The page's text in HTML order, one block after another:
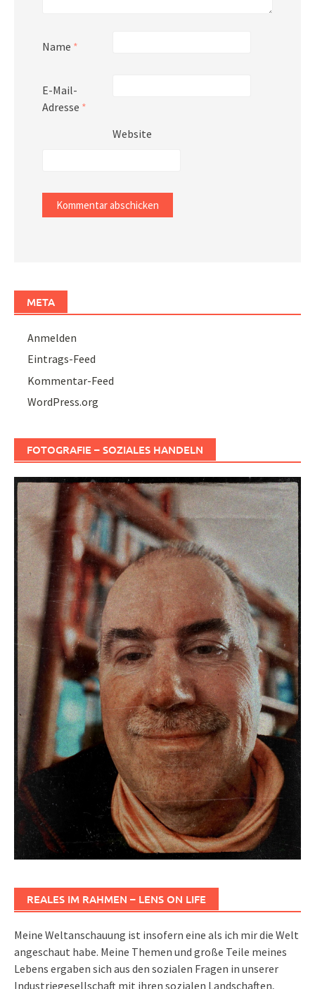
Name *
E-Mail-
Adresse *
Website
META
Anmelden
Eintrags-Feed
Kommentar-Feed
WordPress.org
FOTOGRAFIE – SOZIALES HANDELN
REALES IM RAHMEN – LENS ON LIFE
Meine Weltanschauung ist insofern eine als ich mir die Welt
angeschaut habe. Meine Themen und große Teile meines
Lebens ergaben sich aus den sozialen Fragen in unserer
Industriegesellschaft mit ihren sozialen Landschaften,